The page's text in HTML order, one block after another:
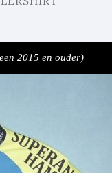
2015 en ouder)